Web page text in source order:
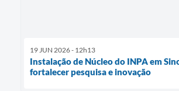
19 JUN 2026 - 12h13
Instalação de Núcleo do INPA em
fortalecer pesquisa e inovação